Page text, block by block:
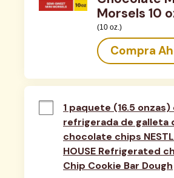
Morsels 10
(10 oz.)
Compra
1 paquete (16.5
refrigerada de galleta
chocolate chips
HOUSE Refrigerated
Chip Cookie Bar Dough